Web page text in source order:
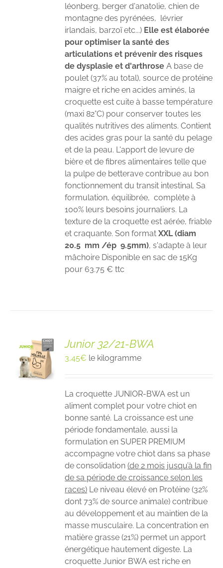
léonberg, berger d'anatolie, chien de
montagne des pyrénées, lévrier
irlandais, barzoï etc...) Elle est élaborée
pour optimiser la santé des
articulations et prévenir des risques
de dysplasie et d'arthrose A base de
poulet (37% au total), source de protéine
maigre et riche en acides aminés, la
croquette est cuite à basse température
(maxi 82°C) pour conserver toutes les
qualités nutritives des aliments. Contient
des acides gras pour la santé du pelage
et de la peau. L'apport de levure de
bière et de fibres alimentaires telle que
la pulpe de betterave contribue au bon
fonctionnement du transit intestinal. Sa
formulation, équilibrée, complète à
100% leurs besoins journaliers. La
texture de la croquette est aérée, friable
et craquante. Son formatXXL (diam
20.5 mm /ép 9.5mm), s'adapte à leur
mâchoire Disponible en sac de 15Kg
pour 63.75 € ttc
Junior 32/21-BWA
3,45€ le kilogramme
La croquette JUNIOR-BWA est un
aliment complet pour votre chiot en
bonne santé. La croissance est une
période fondamentale, aussi la
formulation en SUPER PREMIUM
accompagne votre chiot dans sa phase
de consolidation(de 2 mois jusqu’à la fin
de sa période de croissance selon les
races) Le niveau élevé en Protéine (32%
dont 73% de source animale) contribue
au développement et au maintien de la
masse musculaire. La concentration en
matière grasse (21%) permet un apport
énergétique hautement digeste. La
croquette Junior BWA est riche en